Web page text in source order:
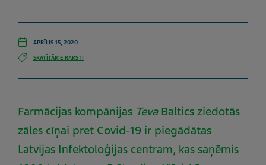
APRĪLIS 15, 2020
SKATĪTĀKIE RAKSTI
Farmācijas kompānijas TevaBaltics ziedotās
zāles cīņai pret Covid-19 ir piegādātas
Latvijas Infektoloģijas centram, kas saņēmis